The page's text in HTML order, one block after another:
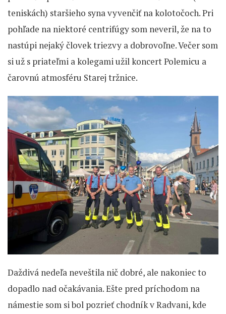
teniskách) staršieho syna vyvenčiť na kolotočoch. Pri
pohľade na niektoré centrifúgy som neveril, že na to
nastúpi nejaký človek triezvy a dobrovoľne. Večer som
si už s priateľmi a kolegami užil koncert Polemicu a
čarovnú atmosféru Starej tržnice.
Daždivá nedeľa neveštila nič dobré, ale nakoniec to
dopadlo nad očakávania. Ešte pred príchodom na
námestie som si bol pozrieť chodník v Radvani, kde